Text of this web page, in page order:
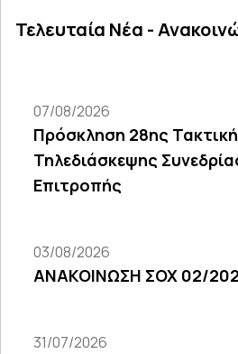
Τελευταία Νέα -
07/08/2026
Πρόσκληση 28ης
Τηλεδιάσκεψης
Επιτροπής
03/08/2026
ΑΝΑΚΟΙΝΩΣΗ ΣΟΧ 02/
31/07/2026